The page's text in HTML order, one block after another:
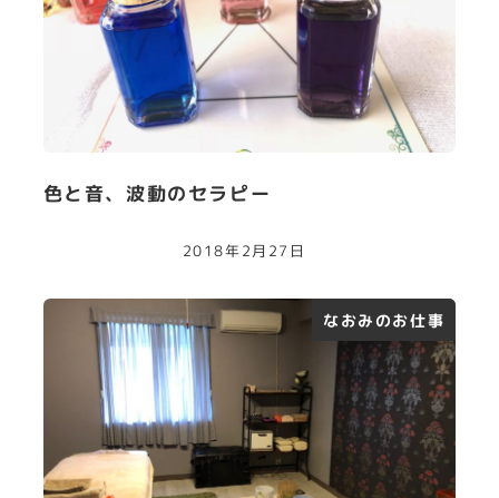
色と音、波動のセラピー
2018年2月27日
なおみのお仕事